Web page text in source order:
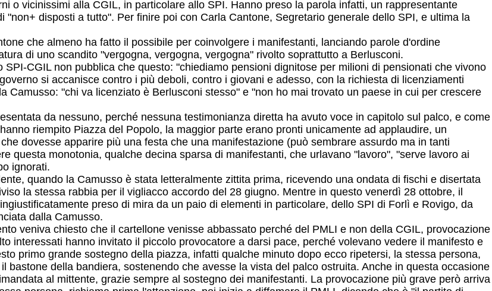
o vicinissimi alla CGIL, in particolare allo SPI. Hanno preso la parola infatti, un rappresentante
disposti a tutto". Per finire poi con Carla Cantone, Segretario generale dello SPI, e ultima la
che almeno ha fatto il possibile per coinvolgere i manifestanti, lanciando parole d'ordine
di uno scandito "vergogna, vergogna, vergogna" rivolto soprattutto a Berlusconi.
CGIL non pubblica che questo: "chiediamo pensioni dignitose per milioni di pensionati che vivono
si accanisce contro i più deboli, contro i giovani e adesso, con la richiesta di licenziamenti
Camusso: "chi va licenziato è Berlusconi stesso" e "non ho mai trovato un paese in cui per crescere
da nessuno, perché nessuna testimonianza diretta ha avuto voce in capitolo sul palco, e come
riempito Piazza del Popolo, la maggior parte erano pronti unicamente ad applaudire, un
dovesse apparire più una festa che una manifestazione (può sembrare assurdo ma in tanti
questa monotonia, qualche decina sparsa di manifestanti, che urlavano "lavoro", "serve lavoro ai
ignorati.
quando la Camusso è stata letteralmente zittita prima, ricevendo una ondata di fischi e disertata
la stessa rabbia per il vigliacco accordo del 28 giugno. Mentre in questo venerdì 28 ottobre, il
preso di mira da un paio di elementi in particolare, dello SPI di Forlì e Rovigo, da
dalla Camusso.
veniva chiesto che il cartellone venisse abbassato perché del PMLI e non della CGIL, provocazione
interessati hanno invitato il piccolo provocatore a darsi pace, perché volevano vedere il manifesto e
primo grande sostegno della piazza, infatti qualche minuto dopo ecco ripetersi, la stessa persona,
della bandiera, sostenendo che avesse la vista del palco ostruita. Anche in questa occasione
al mittente, grazie sempre al sostegno dei manifestanti. La provocazione più grave però arriva